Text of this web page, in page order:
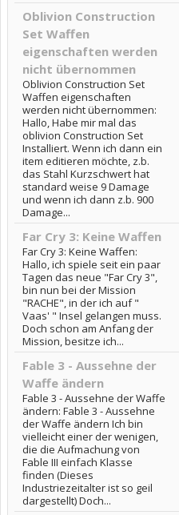
Oblivion Construction
Set Waffen
eigenschaften werden
nicht übernommen
Oblivion Construction Set
Waffen eigenschaften
werden nicht übernommen:
Hallo, Habe mir mal das
oblivion Construction Set
Installiert. Wenn ich dann ein
item editieren möchte, z.b.
das Stahl Kurzschwert hat
standard weise 9 Damage
und wenn ich dann z.b. 900
Damage...
Far Cry 3: Keine Waffen
Far Cry 3: Keine Waffen:
Hallo, ich spiele seit ein paar
Tagen das neue "Far Cry 3",
bin nun bei der Mission
"RACHE", in der ich auf "
Vaas' " Insel gelangen muss.
Doch schon am Anfang der
Mission, besitze ich...
Fable 3 - Aussehne der
Waffe ändern
Fable 3 - Aussehne der Waffe
ändern: Fable 3 - Aussehne
der Waffe ändern Ich bin
vielleicht einer der wenigen,
die die Aufmachung von
Fable III einfach Klasse
finden (Dieses
Industriezeitalter ist so geil
dargestellt) Doch...